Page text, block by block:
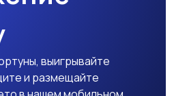
выигрывайте
и размещайте